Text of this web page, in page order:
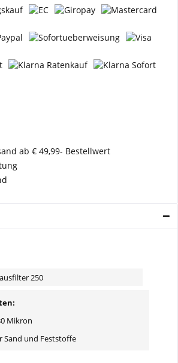
ab € 49,99- Bestellwert
250
Mikron
Sand und Feststoffe